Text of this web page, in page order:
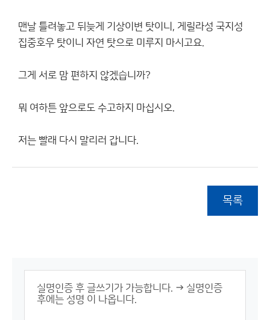
맨날 틀려놓고 뒤늦게 기상이변 탓이니, 게릴라성 국지성
집중호우 탓이니 자연 탓으로 미루지 마시고요.
그게 서로 맘 편하지 않겠습니까?
뭐 여하튼 앞으로도 수고하지 마십시오.
저는 빨래 다시 말리러 갑니다.
목록